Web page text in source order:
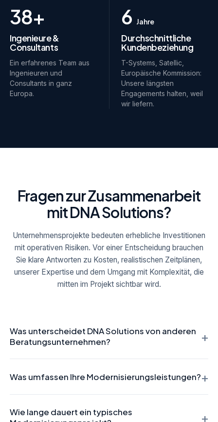
38+
Ingenieure &
Consultants
Ein erfahrenes Team aus
Ingenieuren und
Consultants in ganz
Europa.
6 Jahre
Durchschnittliche
Kundenbeziehung
T-Systems, Satellic,
Europäische Kommission:
Unsere längsten
Engagements halten, weil
wir liefern.
Fragen zur Zusammenarbeit
mit DNA Solutions?
Unternehmensprojekte bedeuten erhebliche Investitionen
mit operativen Risiken. Vor einer Entscheidung brauchen
Sie klare Antworten zu Kosten, realistischen Zeitplänen,
unserer Expertise und dem Umgang mit Komplexität, die
mitten im Projekt sichtbar wird.
Was unterscheidet DNA Solutions von anderen
Beratungsunternehmen?
+
Legacy-Systeme für führende europäische Betreiber
wenn Komplexität sichtbar wird, und übergeben das
Was umfassen Ihre Modernisierungsleistungen?+
Prozessautomatisierung und Predictive Analytics, Cloud-
Wie lange dauert ein typisches
+